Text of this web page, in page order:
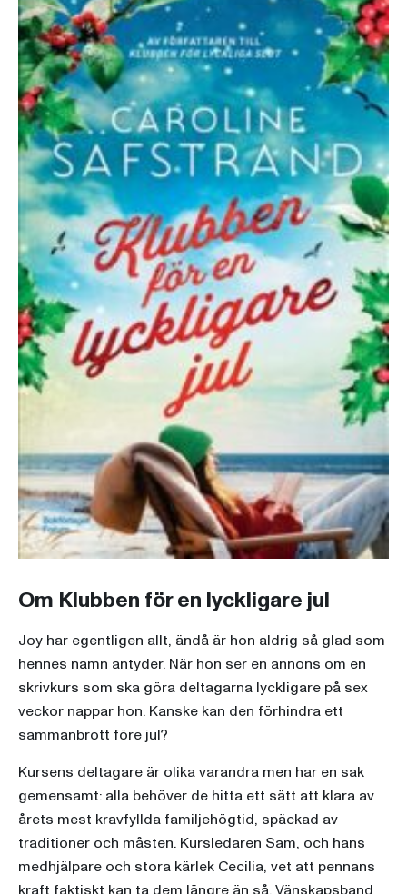
Om Klubben för en lyckligare jul
Joy har egentligen allt, ändå är hon aldrig så glad som
hennes namn antyder. När hon ser en annons om en
skrivkurs som ska göra deltagarna lyckligare på sex
veckor nappar hon. Kanske kan den förhindra ett
sammanbrott före jul?
Kursens deltagare är olika varandra men har en sak
gemensamt: alla behöver de hitta ett sätt att klara av
årets mest kravfyllda familjehögtid, späckad av
traditioner och måsten. Kursledaren Sam, och hans
medhjälpare och stora kärlek Cecilia, vet att pennans